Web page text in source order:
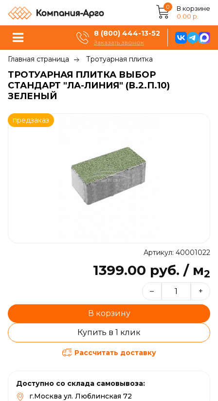
0
В корзине
0.00 р.
8 (800) 444-13-52
Заказать звонок
Главная страница Тротуарная плитка
ТРОТУАРНАЯ ПЛИТКА ВЫБОР
СТАНДАРТ "ЛА-ЛИНИЯ" (В.2.П.10)
ЗЕЛЕНЫЙ
предзаказ
Артикул: 40001022
1399.00 руб. / м2
– +
В корзину
Купить в 1 клик
Рассчитать доставку
Доступно со склада самовывоза:
г.Москва ул. Люблинская 72